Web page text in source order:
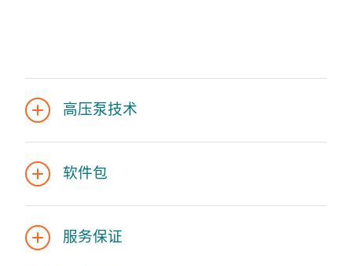
高压泵技术
软件包
服务保证